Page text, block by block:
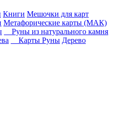
Книги Мешочки для карт
Метафорические карты (МАК)
Руны из натурального камня
Карты Руны Дерево